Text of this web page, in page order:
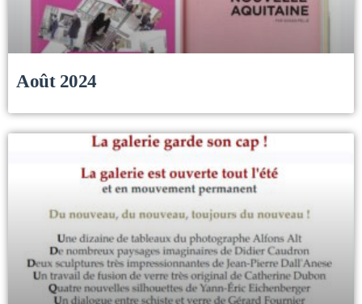
Août 2024